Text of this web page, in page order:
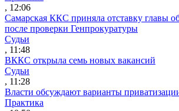
, 12:06
Самарская ККС приняла отставку главы
после проверки Генпрокуратуры
Судьи
, 11:48
ВККС открыла семь новых вакансий
Судьи
, 11:28
Власти обсуждают варианты
Практика